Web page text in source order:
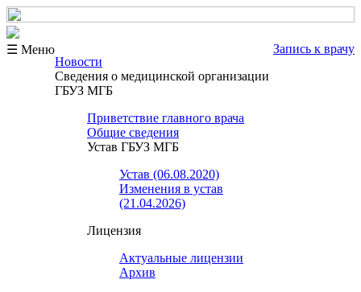
☰ Меню
Запись к врачу
Новости
Сведения о медицинской организации
ГБУЗ МГБ
Приветствие главного врача
Общие сведения
Устав ГБУЗ МГБ
Устав (06.08.2020)
Изменения в устав
(21.04.2026)
Лицензия
Актуальные лицензии
Архив